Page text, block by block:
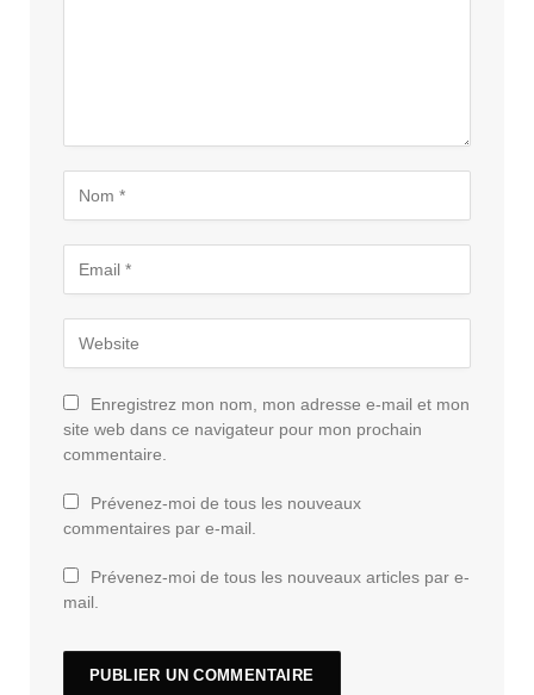
Enregistrez mon nom, mon adresse e-mail et mon
site web dans ce navigateur pour mon prochain
commentaire.
Prévenez-moi de tous les nouveaux
commentaires par e-mail.
Prévenez-moi de tous les nouveaux articles par e-
mail.